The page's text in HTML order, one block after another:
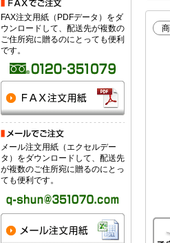
FAX注文用紙（PDFデータ）をダ
ウンロードして、配送先が複数の
ご住所宛に贈るのにとっても便利
です。
メール注文用紙（エクセルデー
タ）をダウンロードして、配送先
が複数のご住所宛に贈るのにとっ
ても便利です。